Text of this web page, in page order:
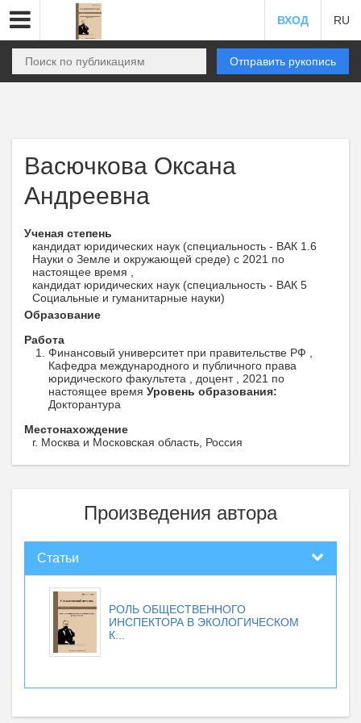
ВХОД RU
Отправить рукопись
Васючкова Оксана
Андреевна
Ученая степень
кандидат юридических наук (специальность - ВАК 1.6
Науки о Земле и окружающей среде) с 2021 по
настоящее время ,
кандидат юридических наук (специальность - ВАК 5
Социальные и гуманитарные науки)
Образование
Работа
Финансовый университет при правительстве РФ ,
Кафедра международного и публичного права
юридического факультета , доцент , 2021 по
настоящее время Уровень образования:
Докторантура
Местонахождение
г. Москва и Московская область, Россия
Произведения автора
Статьи
РОЛЬ ОБЩЕСТВЕННОГО
ИНСПЕКТОРА В ЭКОЛОГИЧЕСКОМ
К...